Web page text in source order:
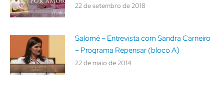
22 de setembro de 2018
Salomé – Entrevista com Sandra Carneiro
– Programa Repensar (bloco A)
22 de maio de 2014